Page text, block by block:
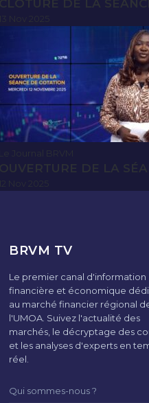
CLÔTURE DE LA
Le Journal BRVM
OUVERTURE DE LA
BRVM TV
Le premier canal d'information
financière et économique
au marché financier régional
l'UMOA. Suivez l'actualité des
marchés, le décryptage des
et les analyses d'experts en
réel.
Qui sommes-nous ?